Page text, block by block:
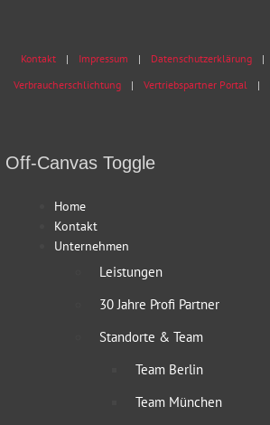
Kontakt Impressum Datenschutzerklärung
Verbraucherschlichtung
Vertriebspartner Portal
Off-Canvas Toggle
Home
Kontakt
Unternehmen
Leistungen
30 Jahre Profi Partner
Standorte & Team
Team Berlin
Team München